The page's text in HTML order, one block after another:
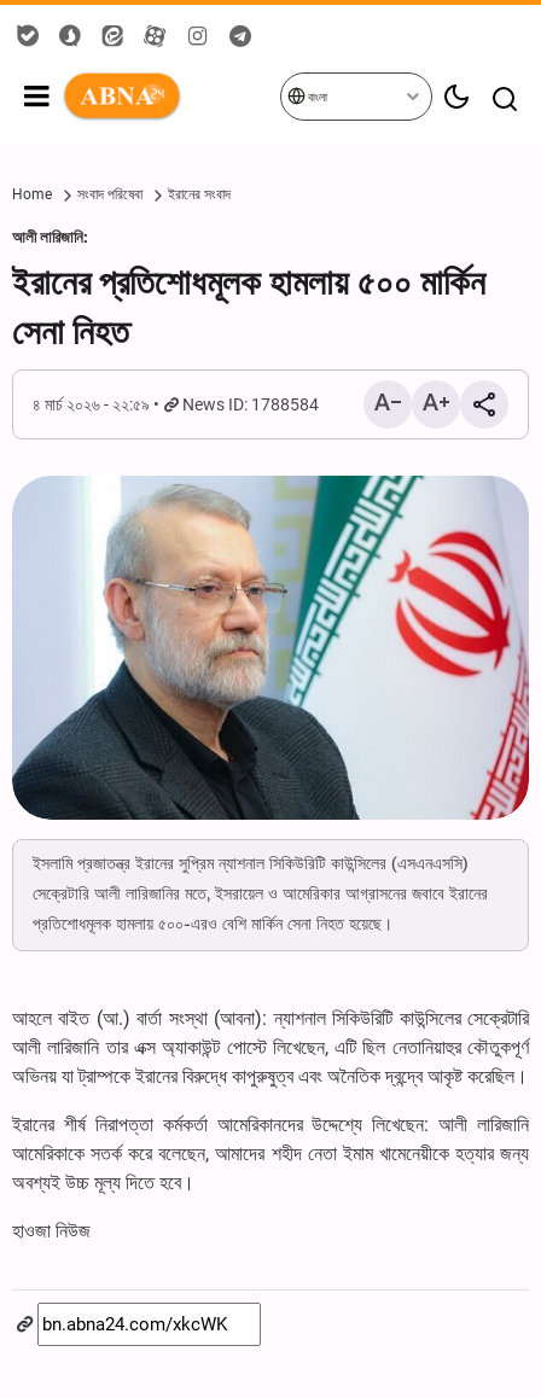
বাংলা
Home সংবাদ পরিষেবা ইরানের সংবাদ
আলী লারিজানি:
ইরানের প্রতিশোধমূলক হামলায় ৫০০ মার্কিন
সেনা নিহত
৪ মার্চ ২০২৬ - ২২:৫৯ News ID: 1788584
ইসলামি প্রজাতন্ত্র ইরানের সুপ্রিম ন্যাশনাল সিকিউরিটি কাউন্সিলের (এসএনএসসি)
সেক্রেটারি আলী লারিজানির মতে, ইসরায়েল ও আমেরিকার আগ্রাসনের জবাবে ইরানের
প্রতিশোধমূলক হামলায় ৫০০-এরও বেশি মার্কিন সেনা নিহত হয়েছে।
আহলে বাইত (আ.) বার্তা সংস্থা (আবনা): ন্যাশনাল সিকিউরিটি কাউন্সিলের সেক্রেটারি
আলী লারিজানি তার এক্স অ্যাকাউন্ট পোস্টে লিখেছেন, এটি ছিল নেতানিয়াহুর কৌতুকপূর্ণ
অভিনয় যা ট্রাম্পকে ইরানের বিরুদ্ধে কাপুরুষুত্ব এবং অনৈতিক দ্বন্দ্বে আকৃষ্ট করেছিল।
ইরানের শীর্ষ নিরাপত্তা কর্মকর্তা আমেরিকানদের উদ্দেশ্যে লিখেছেন: আলী লারিজানি
আমেরিকাকে সতর্ক করে বলেছেন, আমাদের শহীদ নেতা ইমাম খামেনেয়ীকে হত্যার জন্য
অবশ্যই উচ্চ মূল্য দিতে হবে।
হাওজা নিউজ